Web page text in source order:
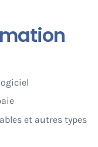
et autres types